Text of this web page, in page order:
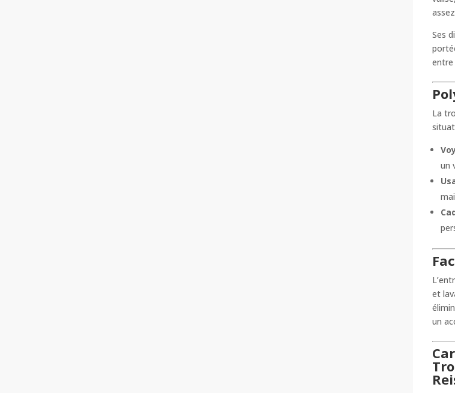
Ses
La
un
et
un